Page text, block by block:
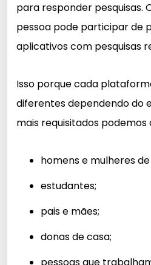
para responder pesquisas.
pessoa pode participar de
aplicativos com pesquisas
Isso porque cada
diferentes dependendo do
mais requisitados podemos
homens e mulheres
estudantes;
pais e mães;
donas de casa;